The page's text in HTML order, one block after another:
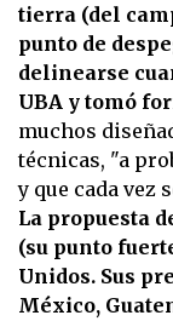
tierra (del
punto de
delinearse
UBA y tomó
muchos
técnicas, "a
y que cada vez
La propuesta
(su punto
Unidos. Sus
México,